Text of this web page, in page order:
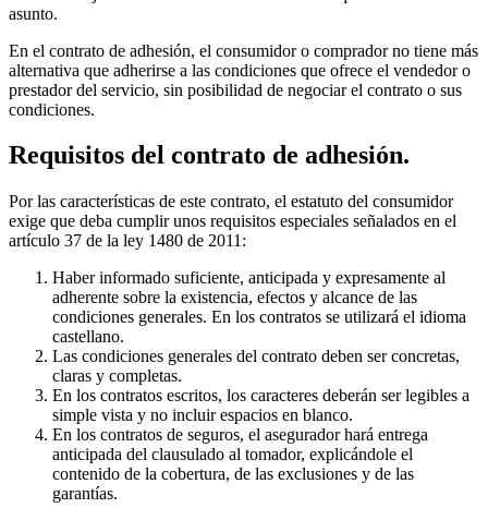
asunto.
En el contrato de adhesión, el consumidor o comprador no tiene más
alternativa que adherirse a las condiciones que ofrece el vendedor o
prestador del servicio, sin posibilidad de negociar el contrato o sus
condiciones.
Requisitos del contrato de adhesión.
Por las características de este contrato, el estatuto del consumidor
exige que deba cumplir unos requisitos especiales señalados en el
artículo 37 de la ley 1480 de 2011:
Haber informado suficiente, anticipada y expresamente al
adherente sobre la existencia, efectos y alcance de las
condiciones generales. En los contratos se utilizará el idioma
castellano.
Las condiciones generales del contrato deben ser concretas,
claras y completas.
En los contratos escritos, los caracteres deberán ser legibles a
simple vista y no incluir espacios en blanco.
En los contratos de seguros, el asegurador hará entrega
anticipada del clausulado al tomador, explicándole el
contenido de la cobertura, de las exclusiones y de las
garantías.